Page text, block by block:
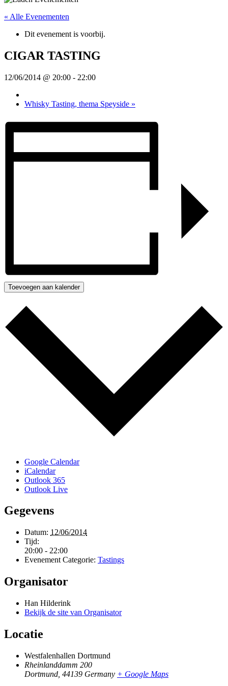
« Alle Evenementen
Dit evenement is voorbij.
CIGAR TASTING
12/06/2014 @ 20:00 - 22:00
Whisky Tasting, thema Speyside »
Toevoegen aan kalender
Google Calendar
iCalendar
Outlook 365
Outlook Live
Gegevens
Datum: 12/06/2014
Tijd:
20:00 - 22:00
Evenement Categorie: Tastings
Organisator
Han Hilderink
Bekijk de site van Organisator
Locatie
Westfalenhallen Dortmund
Rheinlanddamm 200
Dortmund 44139 Germany + Google Maps